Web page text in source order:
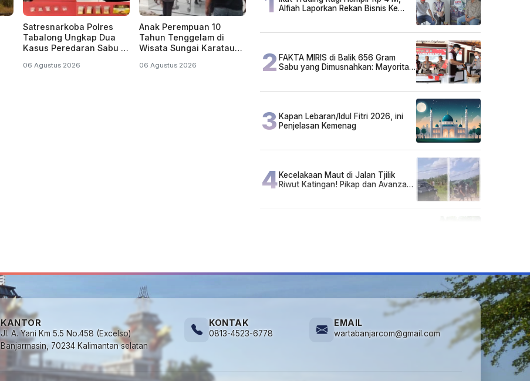
Satresnarkoba Polres
Tabalong Ungkap Dua
Kasus Peredaran Sabu di
Pelaku Diamankan
06 Agustus 2026
Anak Perempuan 10
Tahun Tenggelam di
Wisata Sungai Karatau
Meninggal Dunia
06 Agustus 2026
Alfiah Laporkan Rekan Bisnis Ke
2 FAKTA MIRIS di Balik 656 Gram
Sabu yang Dimusnahkan: Mayoritas
3 Kapan Lebaran/Idul Fitri 2026, ini
Penjelasan Kemenag
4Kecelakaan Maut di Jalan Tjilik
Riwut Katingan! Pikap dan Avanza
KANTOR
Jl. A. Yani Km 5.5 No.458 (Excelso)
Banjarmasin, 70234 Kalimantan selatan
KONTAK
0813-4523-6778
EMAIL
wartabanjarcom@gmail.com